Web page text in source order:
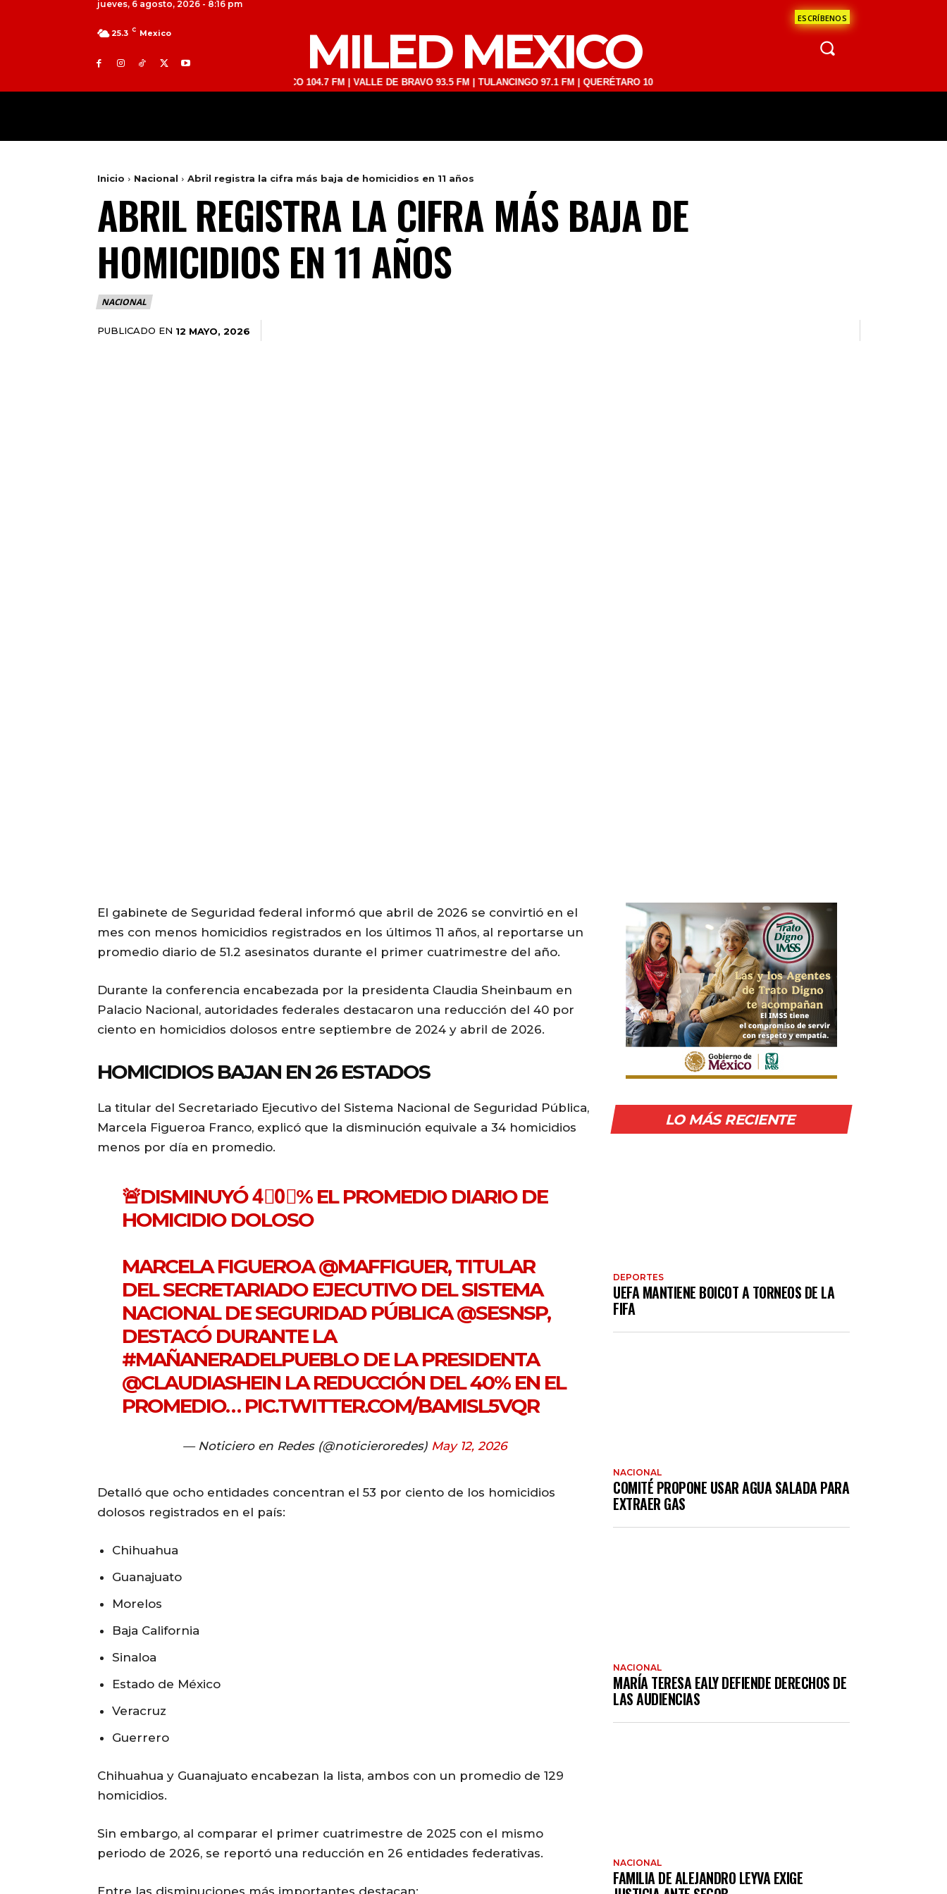
jueves, 6 agosto, 2026 - 8:16 pm
ESCRÍBENOS
25.3 C Mexico MILED MEXICO
TOLUCA 98.9 FM | ATLACOMULCO 104.7 FM | VALLE DE BRAVO 93.5 FM | TULANCINGO 97.1 FM | QUERÉTARO 103.1 FM | SAN JUAN DEL RÍO 93.1 FM | GUADALAJARA 1510 AM | LA
Inicio Nacional Abril registra la cifra más baja de homicidios en 11 años
ABRIL REGISTRA LA CIFRA MÁS BAJA DE
HOMICIDIOS EN 11 AÑOS
NACIONAL
PUBLICADO EN 12 MAYO, 2026
El gabinete de Seguridad federal informó que abril de 2026 se convirtió en el
mes con menos homicidios registrados en los últimos 11 años, al reportarse un
promedio diario de 51.2 asesinatos durante el primer cuatrimestre del año.
Durante la conferencia encabezada por la presidenta Claudia Sheinbaum en
Palacio Nacional, autoridades federales destacaron una reducción del 40 por
ciento en homicidios dolosos entre septiembre de 2024 y abril de 2026.
HOMICIDIOS BAJAN EN 26 ESTADOS
La titular del Secretariado Ejecutivo del Sistema Nacional de Seguridad Pública,
Marcela Figueroa Franco, explicó que la disminución equivale a 34 homicidios
menos por día en promedio.
🚨DISMINUYÓ 4⃣0⃣% EL PROMEDIO DIARIO DE
HOMICIDIO DOLOSO
MARCELA FIGUEROA@MAFFIGUER, TITULAR
DEL SECRETARIADO EJECUTIVO DEL SISTEMA
NACIONAL DE SEGURIDAD PÚBLICA@SESNSP,
DESTACÓ DURANTE LA
#MAÑANERADELPUEBLODE LA PRESIDENTA
@CLAUDIASHEIN LA REDUCCIÓN DEL 40% EN EL
PROMEDIO… PIC.TWITTER.COM/BAMISL5VQR
— Noticiero en Redes (@noticieroredes) May 12, 2026
Detalló que ocho entidades concentran el 53 por ciento de los homicidios
dolosos registrados en el país:
Chihuahua
Guanajuato
Morelos
Baja California
Sinaloa
Estado de México
Veracruz
Guerrero
Chihuahua y Guanajuato encabezan la lista, ambos con un promedio de 129
homicidios.
Sin embargo, al comparar el primer cuatrimestre de 2025 con el mismo
periodo de 2026, se reportó una reducción en 26 entidades federativas.
LO MÁS RECIENTE
DEPORTES
UEFA MANTIENE BOICOT A TORNEOS DE LA
FIFA
NACIONAL
COMITÉ PROPONE USAR AGUA SALADA PARA
EXTRAER GAS
NACIONAL
MARÍA TERESA EALY DEFIENDE DERECHOS DE
LAS AUDIENCIAS
NACIONAL
FAMILIA DE ALEJANDRO LEYVA EXIGE